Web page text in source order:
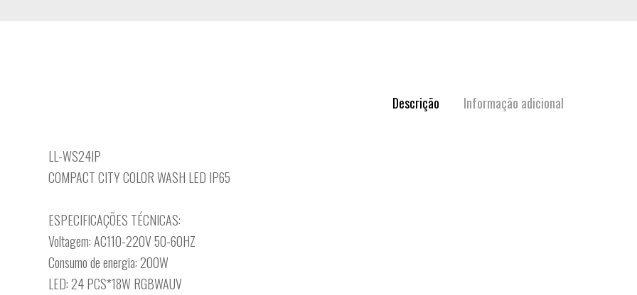
Descrição Informação adicional
LL-WS24IP
COMPACT CITY COLOR WASH LED IP65
ESPECIFICAÇÕES TÉCNICAS:
Voltagem: AC110-220V 50-60HZ
Consumo de energia: 200W
LED: 24 PCS*18W RGBWAUV